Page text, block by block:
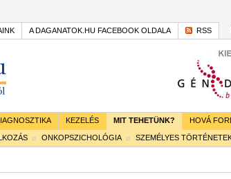
A DAGANATOK.HU FACEBOOK OLDALA RSS
KEZELÉS MIT TEHETÜNK? HOVÁ
ONKOPSZICHOLÓGIA SZEMÉLYES